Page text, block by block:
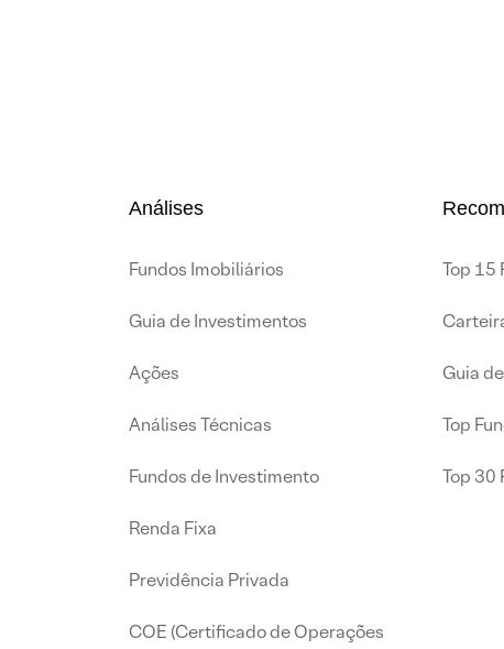
Análises
Fundos Imobiliários
Guia de Investimentos
Ações
Análises Técnicas
Fundos de Investimento
Renda Fixa
Previdência Privada
COE (Certificado de Operações
Top 15
Guia
Top
Top 30